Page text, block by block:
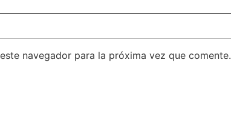
navegador para la próxima vez que comente.